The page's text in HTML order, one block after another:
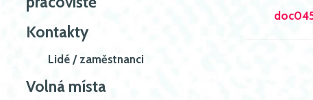
Kontakty
Lidé / zaměstnanci
Volná místa